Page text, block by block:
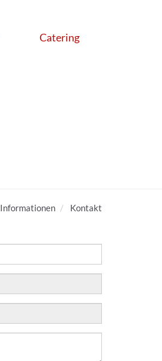
Catering
Informationen Kontakt